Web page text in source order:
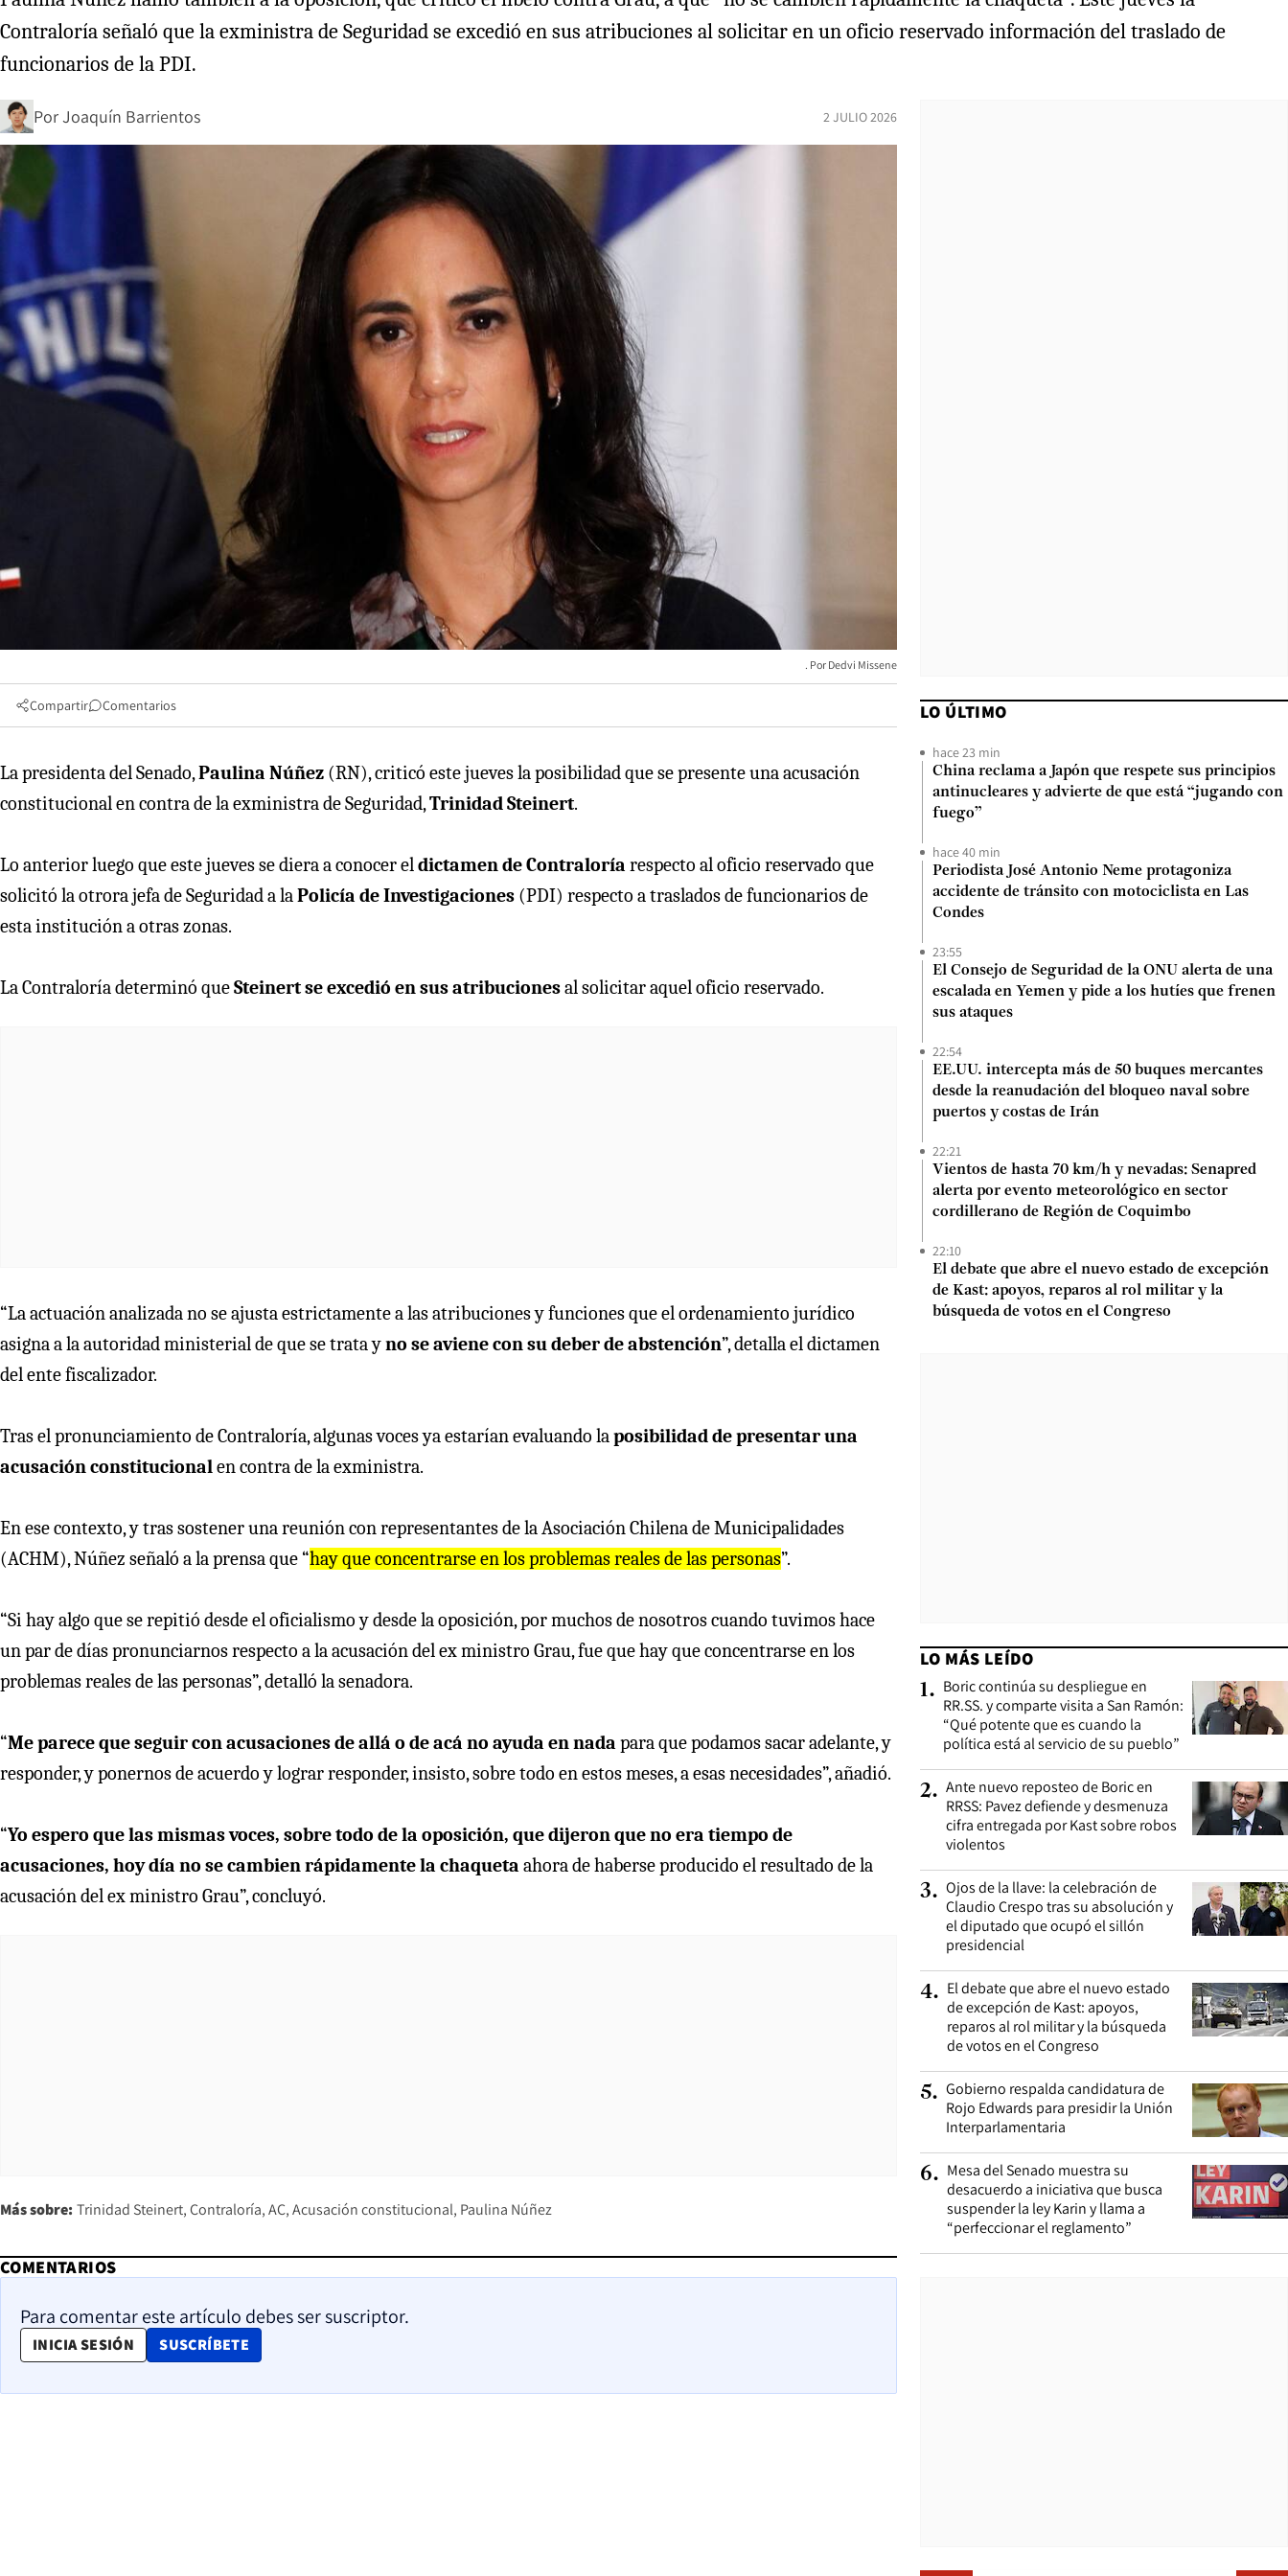
Contraloría señaló que la exministra de Seguridad se excedió en sus atribuciones al solicitar en un oficio reservado información del traslado de
funcionarios de la PDI.
PorJoaquín Barrientos 2 JULIO 2026
Dedvi Missene
Compartir Comentarios
La presidenta del Senado,Paulina Núñez (RN), criticó este jueves la posibilidad que se presente una acusación
constitucional en contra de la exministra de Seguridad,Trinidad Steinert.
Lo anterior luego que este jueves se diera a conocer eldictamen de Contraloría respecto al oficio reservado que
solicitó la otrora jefa de Seguridad a laPolicía de Investigaciones (PDI) respecto a traslados de funcionarios de
esta institución a otras zonas.
La Contraloría determinó queSteinert se excedió en sus atribucionesal solicitar aquel oficio reservado.
“La actuación analizada no se ajusta estrictamente a las atribuciones y funciones que el ordenamiento jurídico
asigna a la autoridad ministerial de que se trata yno se aviene con su deber de abstención”, detalla el dictamen
del ente fiscalizador.
Tras el pronunciamiento de Contraloría, algunas voces ya estarían evaluando laposibilidad de presentar una
acusación constitucionalen contra de la exministra.
En ese contexto, y tras sostener una reunión con representantes de la Asociación Chilena de Municipalidades
(ACHM), Núñez señaló a la prensa que “hay que concentrarse en los problemas reales de las personas”.
“Si hay algo que se repitió desde el oficialismo y desde la oposición, por muchos de nosotros cuando tuvimos hace
un par de días pronunciarnos respecto a la acusación del ex ministro Grau, fue que hay que concentrarse en los
problemas reales de las personas”, detalló la senadora.
“Me parece que seguir con acusaciones de allá o de acá no ayuda en nada para que podamos sacar adelante, y
responder, y ponernos de acuerdo y lograr responder, insisto, sobre todo en estos meses, a esas necesidades”, añadió.
“Yo espero que las mismas voces, sobre todo de la oposición, que dijeron que no era tiempo de
acusaciones, hoy día no se cambien rápidamente la chaqueta ahora de haberse producido el resultado de la
acusación del ex ministro Grau”, concluyó.
Más sobre: Trinidad Steinert Contraloría AC Acusación constitucional Paulina Núñez
COMENTARIOS
Para comentar este artículo debes ser suscriptor.
INICIA SESIÓN SUSCRÍBETE
OPENS IN NEW WINDOW
LO ÚLTIMO
hace 23 min
China reclama a Japón que respete sus principios
antinucleares y advierte de que está “jugando con
fuego”
hace 40 min
Periodista José Antonio Neme protagoniza
accidente de tránsito con motociclista en Las
Condes
23:55
El Consejo de Seguridad de la ONU alerta de una
escalada en Yemen y pide a los hutíes que frenen
sus ataques
22:54
EE.UU. intercepta más de 50 buques mercantes
desde la reanudación del bloqueo naval sobre
puertos y costas de Irán
22:21
Vientos de hasta 70 km/h y nevadas: Senapred
alerta por evento meteorológico en sector
cordillerano de Región de Coquimbo
22:10
El debate que abre el nuevo estado de excepción
de Kast: apoyos, reparos al rol militar y la
búsqueda de votos en el Congreso
LO MÁS LEÍDO
1. Boric continúa su despliegue en
RR.SS. y comparte visita a San Ramón:
“Qué potente que es cuando la
política está al servicio de su pueblo”
2. Ante nuevo reposteo de Boric en
RRSS: Pavez defiende y desmenuza
cifra entregada por Kast sobre robos
violentos
3. Ojos de la llave: la celebración de
Claudio Crespo tras su absolución y
el diputado que ocupó el sillón
presidencial
4. El debate que abre el nuevo estado
de excepción de Kast: apoyos,
reparos al rol militar y la búsqueda
de votos en el Congreso
5. Gobierno respalda candidatura de
Rojo Edwards para presidir la Unión
Interparlamentaria
6. Mesa del Senado muestra su
desacuerdo a iniciativa que busca
suspender la ley Karin y llama a
“perfeccionar el reglamento”